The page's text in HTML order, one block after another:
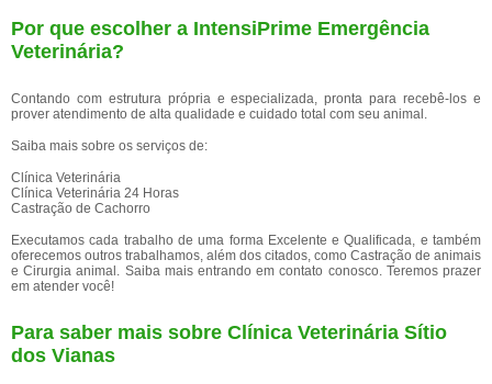
Por que escolher a IntensiPrime Emergência
Veterinária?
Contando com estrutura própria e especializada, pronta para recebê-los e
prover atendimento de alta qualidade e cuidado total com seu animal.
Saiba mais sobre os serviços de:
Clínica Veterinária
Clínica Veterinária 24 Horas
Castração de Cachorro
Executamos cada trabalho de uma forma Excelente e Qualificada, e também
oferecemos outros trabalhamos, além dos citados, como Castração de animais
e Cirurgia animal. Saiba mais entrando em contato conosco. Teremos prazer
em atender você!
Para saber mais sobre Clínica Veterinária Sítio
dos Vianas